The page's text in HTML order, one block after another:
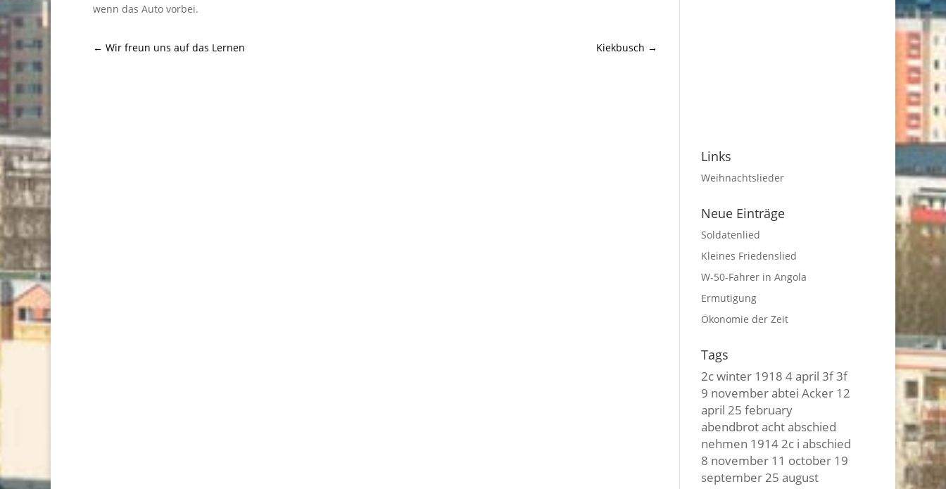
wenn das Auto vorbei.
← Wir freun uns auf das Lernen Kiekbusch →
Links
Weihnachtslieder
Neue Einträge
Soldatenlied
Kleines Friedenslied
W-50-Fahrer in Angola
Ermutigung
Ökonomie der Zeit
Tags
2c winter 1918 4 april 3f 3f
9 novemberabtei Acker 12
april 25 february
abendbrotachtabschied
nehmen 19142c i abschied
8 november 11 october 19
september25 august